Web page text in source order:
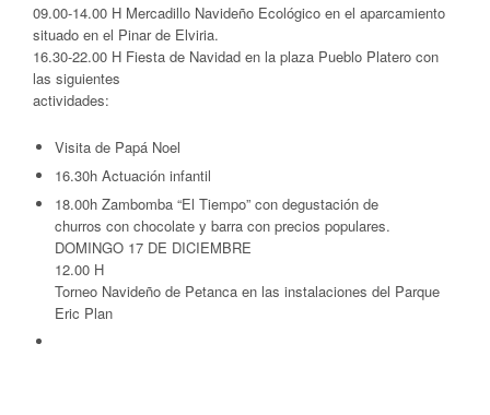
09.00-14.00 H Mercadillo Navideño Ecológico en el aparcamiento
situado en el Pinar de Elviria.
16.30-22.00 H Fiesta de Navidad en la plaza Pueblo Platero con
las siguientes
actividades:
Visita de Papá Noel
16.30h Actuación infantil
18.00h Zambomba “El Tiempo” con degustación de
churros con chocolate y barra con precios populares.
DOMINGO 17 DE DICIEMBRE
12.00 H
Torneo Navideño de Petanca en las instalaciones del Parque
Eric Plan